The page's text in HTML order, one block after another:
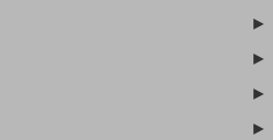
►
►
►
►